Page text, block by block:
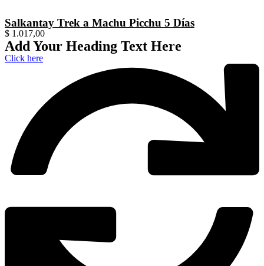
Salkantay Trek a Machu Picchu 5 Días
$ 1.017,00
Add Your Heading Text Here
Click here